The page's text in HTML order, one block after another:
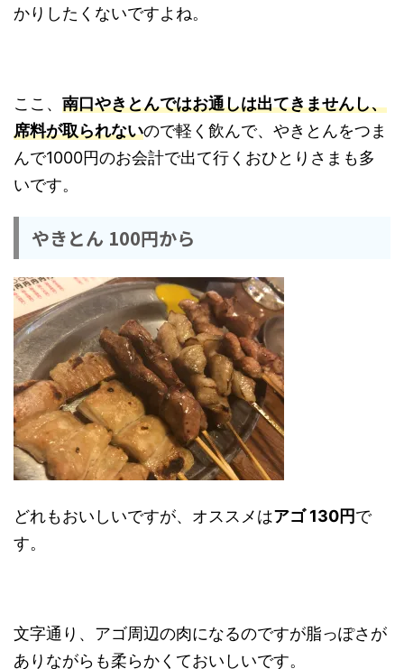
かりしたくないですよね。
ここ、 南口やきとんではお通しは出てきませんし、
席料が取られないので軽く飲んで、やきとんをつま
んで1000円のお会計で出て行くおひとりさまも多
いです。
やきとん 100円から
どれもおいしいですが、オススメはアゴ 130円で
す。
文字通り、アゴ周辺の肉になるのですが脂っぽさが
ありながらも柔らかくておいしいです。